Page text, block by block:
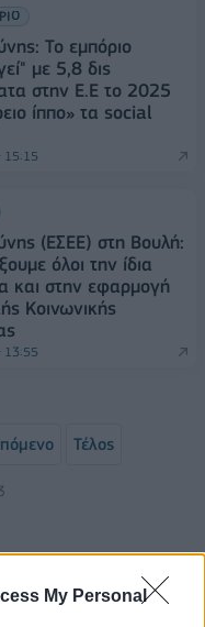
My Personal
Το εμπόριο
με 5,8 δις
στην Ε.Ε το 2025
ίππο» τα social
15:15
(ΕΣΕΕ) στη Βουλή:
όλοι την ίδια
και στην εφαρμογή
Κοινωνικής
13:55
Τέλος